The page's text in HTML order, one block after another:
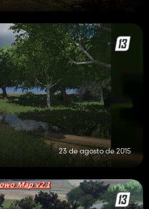
23 de agosto de 2015